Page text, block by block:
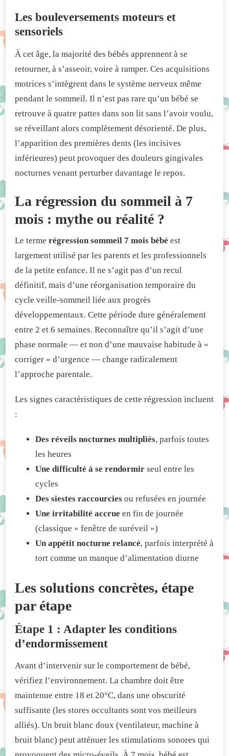
Les bouleversements moteurs et
sensoriels
À cet âge, la majorité des bébés apprennent à se
retourner, à s’asseoir, voire à ramper. Ces acquisitions
motrices s’intègrent dans le système nerveux même
pendant le sommeil. Il n’est pas rare qu’un bébé se
retrouve à quatre pattes dans son lit sans l’avoir voulu,
se réveillant alors complètement désorienté. De plus,
l’apparition des premières dents (les incisives
inférieures) peut provoquer des douleurs gingivales
nocturnes venant perturber davantage le repos.
La régression du sommeil à 7
mois : mythe ou réalité ?
Le terme régression sommeil 7 mois bébé est
largement utilisé par les parents et les professionnels
de la petite enfance. Il ne s’agit pas d’un recul
définitif, mais d’une réorganisation temporaire du
cycle veille-sommeil liée aux progrès
développementaux. Cette période dure généralement
entre 2 et 6 semaines. Reconnaître qu’il s’agit d’une
phase normale — et non d’une mauvaise habitude à «
corriger » d’urgence — change radicalement
l’approche parentale.
Les signes caractéristiques de cette régression incluent
:
Des réveils nocturnes multipliés, parfois toutes
les heures
Une difficulté à se rendormir seul entre les
cycles
Des siestes raccourcies ou refusées en journée
Une irritabilité accrue en fin de journée
(classique « fenêtre de suréveil »)
Un appétit nocturne relancé, parfois interprété à
tort comme un manque d’alimentation diurne
Les solutions concrètes, étape
par étape
Étape 1 : Adapter les conditions
d’endormissement
Avant d’intervenir sur le comportement de bébé,
vérifiez l’environnement. La chambre doit être
maintenue entre 18 et 20°C, dans une obscurité
suffisante (les stores occultants sont vos meilleurs
alliés). Un bruit blanc doux (ventilateur, machine à
bruit blanc) peut atténuer les stimulations sonores qui